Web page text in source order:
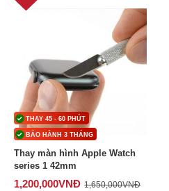
THAY 45 - 60 PHÚT
BẢO HÀNH 3 THÁNG
Thay màn hình Apple Watch
series 1 42mm
1,200,000VNĐ 1,650,000VNĐ